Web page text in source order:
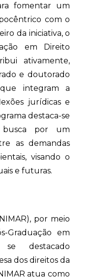
fomentar um
com o
da iniciativa, o
em Direito
ativamente,
e doutorado
integram a
jurídicas e
destaca-se
por um
as demandas
visando o
e futuras.
por meio
Graduação em
destacado
dos direitos da
atua como